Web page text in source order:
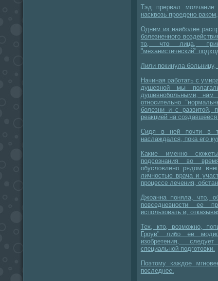
Тэд прервал
насквозь проедено
Одним из наиболее
болезненного
то, что лица,
"механистический"
Лили покинула
Начиная работать с
душевной мы
душевнобольными,
относительно
болезни и с развитой,
реакцией на
Сидя в ней почти в
наслаждался, пока его
Какие именно
подсознания во
обусловлено рядом
личностью врача и
процессе лечения,
Джоанна поняла, что,
повседневности ее
использовать и,
Тех, кто, возможно,
Гроув" либо ее
изобретения,
специальной подготовки.
Поэтому каждое
последнее.